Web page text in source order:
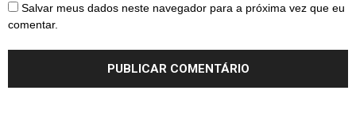
Salvar meus dados neste navegador para a próxima vez que eu
comentar.